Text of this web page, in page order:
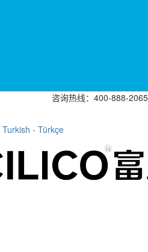
咨询热线：400-888-2065
Turkish - Türkçe